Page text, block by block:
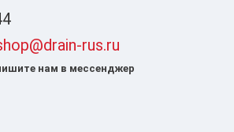
rus.ru
нам в мессенджер